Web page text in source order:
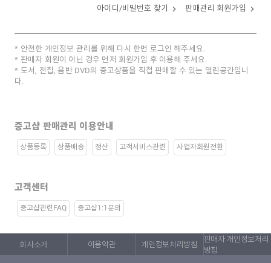
아이디/비밀번호 찾기 판매관리 회원가입
안전한 개인정보 관리를 위해 다시 한번 로그인 해주세요.
판매자 회원이 아닌 경우 먼저 회원가입 후 이용해 주세요.
도서, 전집, 음반 DVD의 중고상품을 직접 판매할 수 있는 열린공간입니
다.
중고샵 판매관리 이용안내
상품등록 상품배송 정산 고객서비스관련 사업자회원전환
고객센터
중고샵관련FAQ 중고샵1:1문의
회사소개 이용약관 개인정보처리방침
판매자 개인정보처리
방침